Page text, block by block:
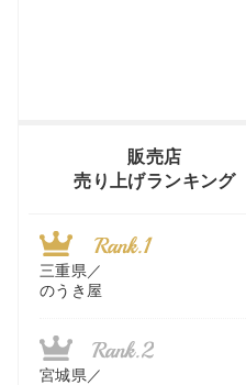
販売店
売り上げランキング
三重県／
のうき屋
宮城県／